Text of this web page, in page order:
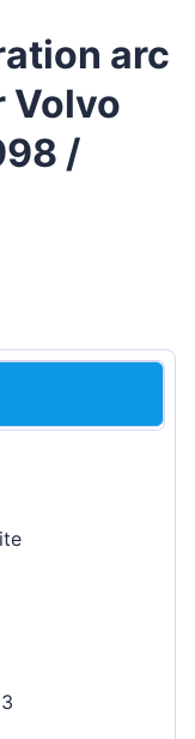
arc
Volvo
/